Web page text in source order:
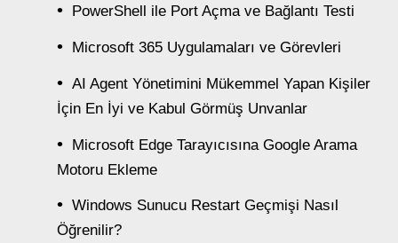
PowerShell ile Port Açma ve Bağlantı Testi
Microsoft 365 Uygulamaları ve Görevleri
AI Agent Yönetimini Mükemmel Yapan Kişiler
İçin En İyi ve Kabul Görmüş Unvanlar
Microsoft Edge Tarayıcısına Google Arama
Motoru Ekleme
Windows Sunucu Restart Geçmişi Nasıl
Öğrenilir?